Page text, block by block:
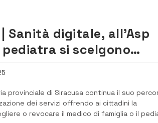
Sanità digitale, all’Asp
pediatra si scelgono
provinciale di Siracusa continua il suo
dei servizi offrendo ai cittadini la
o revocare il medico di famiglia o il